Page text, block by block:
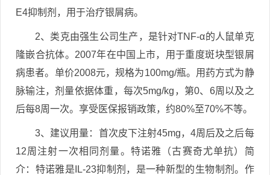
E4抑制剂，用于治疗银屑病。
2、类克由强生公司生产，是针对TNF-α的人鼠单克
隆嵌合抗体。2007年在中国上市，用于重度斑块型银屑
病患者。单价2008元，规格为100mg/瓶。用药方式为静
脉输注，剂量依据体重，每次5mg/kg，第0、6周以及之
后每8周一次。享受医保报销政策，约80%至70%不等。
3、建议用量：首次皮下注射45mg，4周后及之后每
12周注射一次相同剂量。特诺雅（古赛奇尤单抗）简
介：特诺雅是IL-23抑制剂，是一种新型的生物制剂。作